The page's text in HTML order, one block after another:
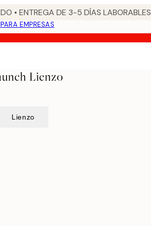
• ENTREGA DE 3-5 DÍAS LABORABLES
PARA EMPRESAS
Lienzo
Lienzo